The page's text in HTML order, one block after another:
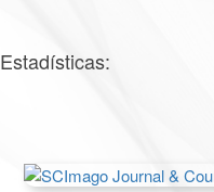
Estadísticas: